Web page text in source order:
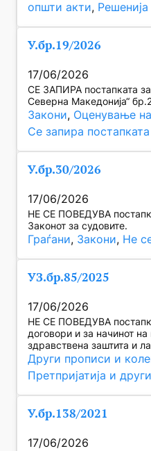
општи акти, Решенија
У.бр.19/2026
17/06/2026
СЕ ЗАПИРА постапката
Северна Македонија“
Закони, Оценување
Се запира постапката
У.бр.30/2026
17/06/2026
НЕ СЕ ПОВЕДУВА
Законот за судовите.
Граѓани, Закони, Не
УЗ.бр.85/2025
17/06/2026
НЕ СЕ ПОВЕДУВА
договори и за начинот
здравствена заштита и
Други прописи и
Претпријатија и
У.бр.138/2021
17/06/2026